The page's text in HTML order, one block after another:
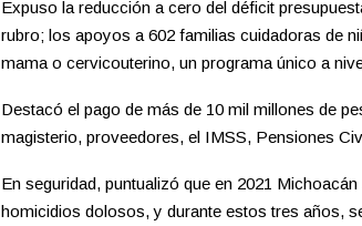
Expuso la reducción a cero del déficit
rubro; los apoyos a 602 familias cuidadoras de
mama o cervicouterino, un programa único a
Destacó el pago de más de 10 mil millones de
magisterio, proveedores, el IMSS, Pensiones
En seguridad, puntualizó que en 2021
homicidios dolosos, y durante estos tres años,